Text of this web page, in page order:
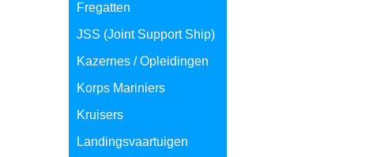
Fregatten
JSS (Joint Support Ship)
Kazernes / Opleidingen
Korps Mariniers
Kruisers
Landingsvaartuigen